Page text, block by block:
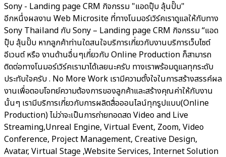
Sony - Landing page CRM กิจกรรม "แอดปุ๊บ ลุ้นปั๊บ"
อีกหนึ่งผลงาน Web Microsite ที่ทางโนมอร์เวิร์คเราดูแลให้กับทาง
Sony Thailand กับ Sony – Landing page CRM กิจกรรม “แอด
ปุ๊บ ลุ้นปั๊บ หากลูกค้าท่านใดสนใจบริการเกี่ยวกับงานบริการเว็บไซต์
อีเวนต์ หรือ งานด้านอื่นๆเกี่ยวกับ Online Production ก็สามารถ
ติดต่อทางโนมอร์เวิร์คเรามาได้เลยนะครับ ทางเราพร้อมดูแลทุกระดับ
ประทับใจครับ . No More Work เรามีความตั้งใจในการสร้างสรรค์ผล
งานเพื่อตอบโจทย์ความต้องการของลูกค้าและสร้างคุณค่าให้กับงาน
นั้นๆ เรามีบริการเกี่ยวกับการผลิตสื่อออนไลน์ทุกรูปแบบ(Online
Production) ไม่ว่าจะเป็นการถ่ายทอดสด Video and Live
Streaming,Unreal Engine, Virtual Event, Zoom, Video
Conference, Project Management, Creative Design,
Avatar, Virtual Stage ,Website Services, Internet Solution